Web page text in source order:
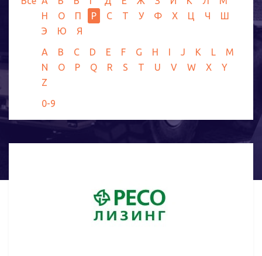
Н
О П Р С Т У Ф Х Ц Ч
Ш
Э
Ю
Я
A
B C D E F G H I J K L
M
N
O P Q R S T U V W X
Y
Z
0-9